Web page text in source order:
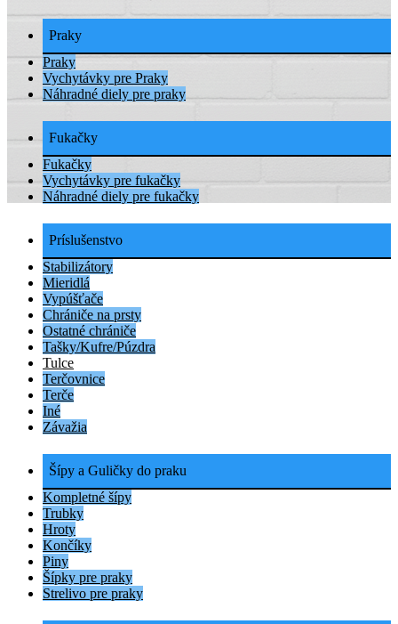
Praky
Praky
Vychytávky pre Praky
Náhradné diely pre praky
Fukačky
Fukačky
Vychytávky pre fukačky
Náhradné diely pre fukačky
Príslušenstvo
Stabilizátory
Mieridlá
Vypúšťače
Chrániče na prsty
Ostatné chrániče
Tašky/Kufre/Púzdra
Tulce
Terčovnice
Terče
Iné
Závažia
Šípy a Guličky do praku
Kompletné šípy
Trubky
Hroty
Končíky
Piny
Šípky pre praky
Strelivo pre praky